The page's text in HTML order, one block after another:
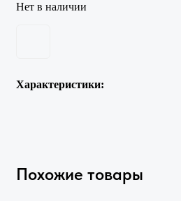
Нет в наличии
Характеристики:
Похожие товары